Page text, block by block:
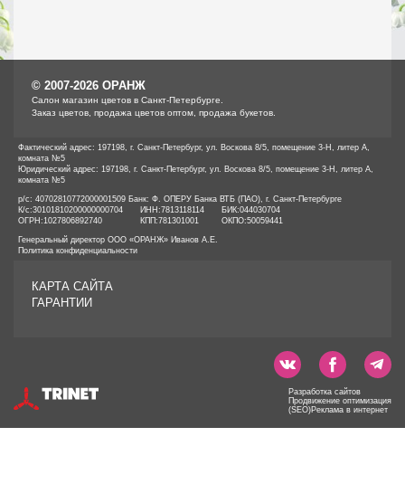
© 2007-2026 ОРАНЖ
Cалон магазин цветов в Санкт-Петербурге.
Заказ цветов, продажа цветов оптом, продажа букетов.
Фактический адрес: 197198, г. Санкт-Петербург, ул. Воскова 8/5, помещение 3-Н, литер А,
комната №5
Юридический адрес: 197198, г. Санкт-Петербург, ул. Воскова 8/5, помещение 3-Н, литер А,
комната №5
р/с: 40702810772000001509 Банк: Ф. ОПЕРУ Банка ВТБ (ПАО), г. Санкт-Петербурге
К/с:30101810200000000704 ИНН:7813118114 БИК:044030704
ОГРН:1027806892740 КПП:781301001 ОКПО:50059441
Генеральный директор ООО «ОРАНЖ» Иванов А.Е.
Политика конфиденциальности
КАРТА САЙТА
ГАРАНТИИ
Разработка сайтов
Продвижение оптимизация
(SEO)Реклама в интернет